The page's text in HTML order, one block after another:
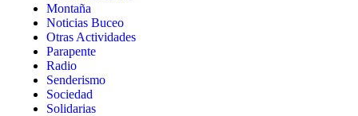
Montaña
Noticias Buceo
Otras Actividades
Parapente
Radio
Senderismo
Sociedad
Solidarias